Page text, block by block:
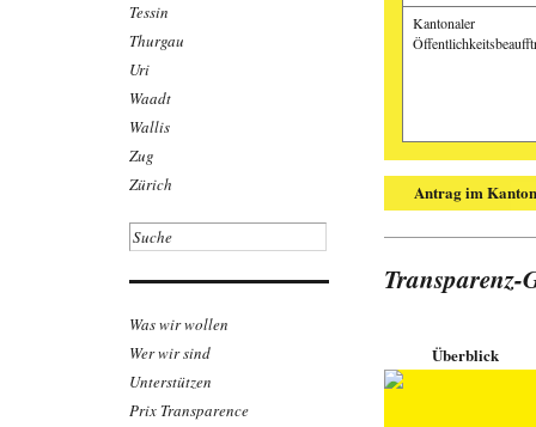
Tessin
Thurgau
Uri
Waadt
Wallis
Zug
Zürich
Was wir wollen
Wer wir sind
Unterstützen
Prix Transparence
Kantonaler
Antrag im
Transparenz-
Überblick
über 20